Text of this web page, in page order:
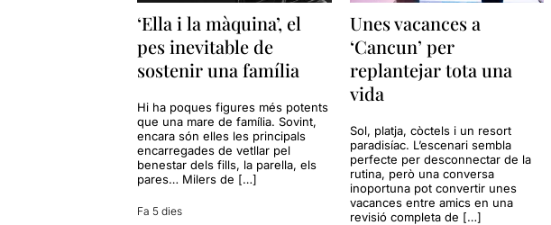
‘Ella i la màquina’, el
pes inevitable de
sostenir una família
Hi ha poques figures més potents
que una mare de família. Sovint,
encara són elles les principals
encarregades de vetllar pel
benestar dels fills, la parella, els
pares… Milers de […]
Fa 5 dies
Unes vacances a
‘Cancun’ per
replantejar tota una
vida
Sol, platja, còctels i un resort
paradisíac. L’escenari sembla
perfecte per desconnectar de la
rutina, però una conversa
inoportuna pot convertir unes
vacances entre amics en una
revisió completa de […]